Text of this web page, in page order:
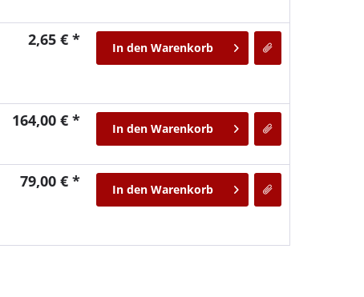
2,65 € * In den Warenkorb
164,00 € * In den Warenkorb
79,00 € * In den Warenkorb